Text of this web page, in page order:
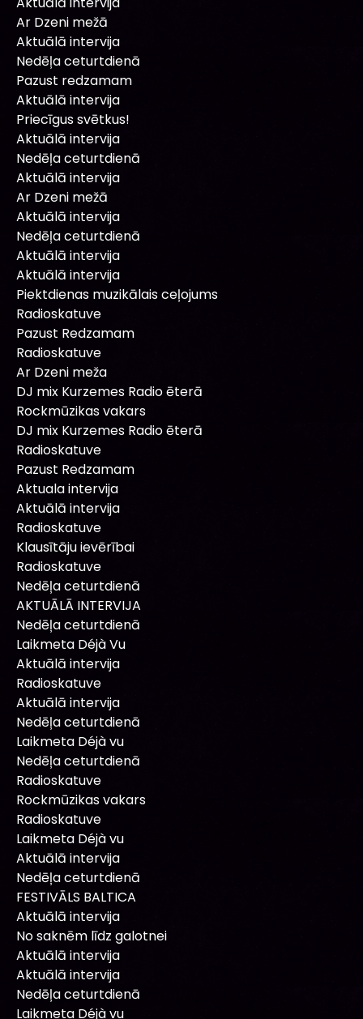
Ar Dzeni mežā
Aktuālā intervija
Nedēļa ceturtdienā
Pazust redzamam
Aktuālā intervija
Priecīgus svētkus!
Aktuālā intervija
Nedēļa ceturtdienā
Aktuālā intervija
Ar Dzeni mežā
Aktuālā intervija
Nedēļa ceturtdienā
Aktuālā intervija
Aktuālā intervija
Piektdienas muzikālais ceļojums
Radioskatuve
Pazust Redzamam
Radioskatuve
Ar Dzeni meža
DJ mix Kurzemes Radio ēterā
Rockmūzikas vakars
DJ mix Kurzemes Radio ēterā
Radioskatuve
Pazust Redzamam
Aktuala intervija
Aktuālā intervija
Radioskatuve
Klausītāju ievērībai
Radioskatuve
Nedēļa ceturtdienā
AKTUĀLĀ INTERVIJA
Nedēļa ceturtdienā
Laikmeta Déjà Vu
Aktuālā intervija
Radioskatuve
Aktuālā intervija
Nedēļa ceturtdienā
Laikmeta Déjà vu
Nedēļa ceturtdienā
Radioskatuve
Rockmūzikas vakars
Radioskatuve
Laikmeta Déjà vu
Aktuālā intervija
Nedēļa ceturtdienā
FESTIVĀLS BALTICA
Aktuālā intervija
No saknēm līdz galotnei
Aktuālā intervija
Aktuālā intervija
Nedēļa ceturtdienā
Laikmeta Déjà vu